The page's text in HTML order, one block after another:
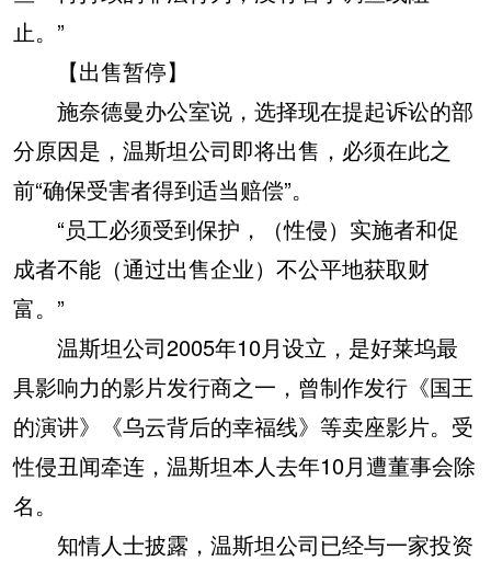
止。”
【出售暂停】
施奈德曼办公室说，选择现在提起诉讼的部
分原因是，温斯坦公司即将出售，必须在此之
前“确保受害者得到适当赔偿”。
“员工必须受到保护，（性侵）实施者和促
成者不能（通过出售企业）不公平地获取财
富。”
温斯坦公司2005年10月设立，是好莱坞最
具影响力的影片发行商之一，曾制作发行《国王
的演讲》《乌云背后的幸福线》等卖座影片。受
性侵丑闻牵连，温斯坦本人去年10月遭董事会除
名。
知情人士披露，温斯坦公司已经与一家投资